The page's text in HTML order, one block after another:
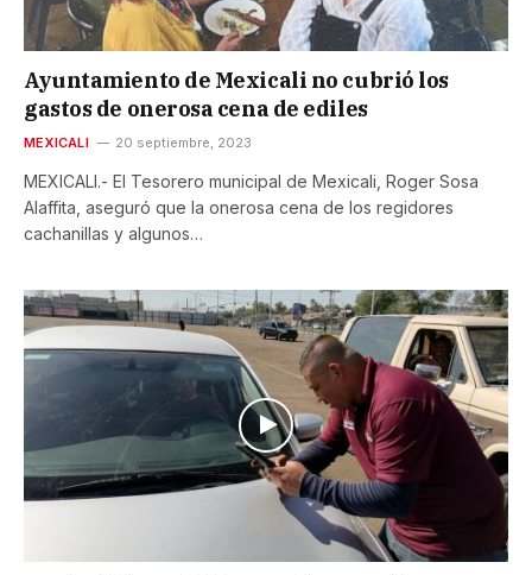
Ayuntamiento de Mexicali no cubrió los
gastos de onerosa cena de ediles
MEXICALI 20 septiembre, 2023
MEXICALI.- El Tesorero municipal de Mexicali, Roger Sosa
Alaffita, aseguró que la onerosa cena de los regidores
cachanillas y algunos…